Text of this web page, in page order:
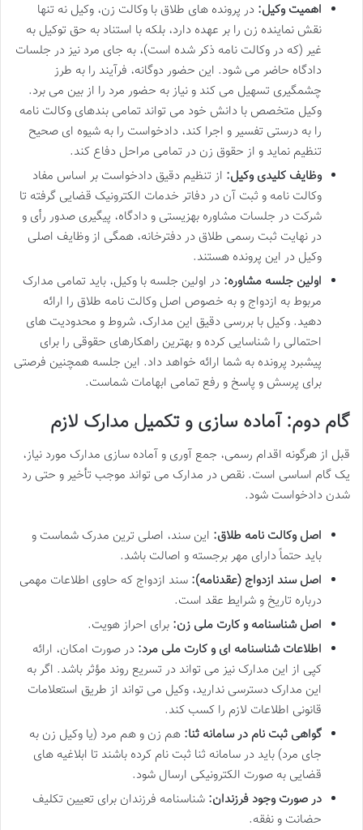
اهمیت وکیل: در پرونده های طلاق با وکالت زن، وکیل نه تنها
نقش نماینده زن را بر عهده دارد، بلکه با استناد به حق توکیل به
غیر (که در وکالت نامه ذکر شده است)، به جای مرد نیز در جلسات
دادگاه حاضر می شود. این حضور دوگانه، فرآیند را به طرز
چشمگیری تسهیل می کند و نیاز به حضور مرد را از بین می برد.
وکیل متخصص با دانش خود می تواند تمامی بندهای وکالت نامه
را به درستی تفسیر و اجرا کند، دادخواست را به شیوه ای صحیح
تنظیم نماید و از حقوق زن در تمامی مراحل دفاع کند.
وظایف کلیدی وکیل: از تنظیم دقیق دادخواست بر اساس مفاد
وکالت نامه و ثبت آن در دفاتر خدمات الکترونیک قضایی گرفته تا
شرکت در جلسات مشاوره بهزیستی و دادگاه، پیگیری صدور رأی و
در نهایت ثبت رسمی طلاق در دفترخانه، همگی از وظایف اصلی
وکیل در این پرونده هستند.
اولین جلسه مشاوره: در اولین جلسه با وکیل، باید تمامی مدارک
مربوط به ازدواج و به خصوص اصل وکالت نامه طلاق را ارائه
دهید. وکیل با بررسی دقیق این مدارک، شروط و محدودیت های
احتمالی را شناسایی کرده و بهترین راهکارهای حقوقی را برای
پیشبرد پرونده به شما ارائه خواهد داد. این جلسه همچنین فرصتی
برای پرسش و پاسخ و رفع تمامی ابهامات شماست.
گام دوم: آماده سازی و تکمیل مدارک لازم
قبل از هرگونه اقدام رسمی، جمع آوری و آماده سازی مدارک مورد نیاز،
یک گام اساسی است. نقص در مدارک می تواند موجب تأخیر و حتی رد
شدن دادخواست شود.
اصل وکالت نامه طلاق: این سند، اصلی ترین مدرک شماست و
باید حتماً دارای مهر برجسته و اصالت باشد.
اصل سند ازدواج (عقدنامه): سند ازدواج که حاوی اطلاعات مهمی
درباره تاریخ و شرایط عقد است.
اصل شناسنامه و کارت ملی زن: برای احراز هویت.
اطلاعات شناسنامه ای و کارت ملی مرد: در صورت امکان، ارائه
کپی از این مدارک نیز می تواند در تسریع روند مؤثر باشد. اگر به
این مدارک دسترسی ندارید، وکیل می تواند از طریق استعلامات
قانونی اطلاعات لازم را کسب کند.
گواهی ثبت نام در سامانه ثنا: هم زن و هم مرد (یا وکیل زن به
جای مرد) باید در سامانه ثنا ثبت نام کرده باشند تا ابلاغیه های
قضایی به صورت الکترونیکی ارسال شود.
در صورت وجود فرزندان: شناسنامه فرزندان برای تعیین تکلیف
حضانت و نفقه.